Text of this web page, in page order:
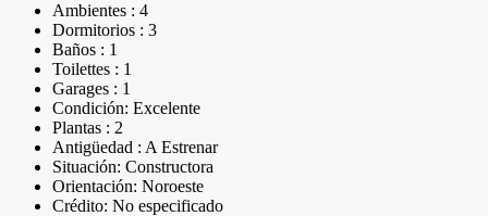
Ambientes : 4
Dormitorios : 3
Baños : 1
Toilettes : 1
Garages : 1
Condición: Excelente
Plantas : 2
Antigüedad : A Estrenar
Situación: Constructora
Orientación: Noroeste
Crédito: No especificado